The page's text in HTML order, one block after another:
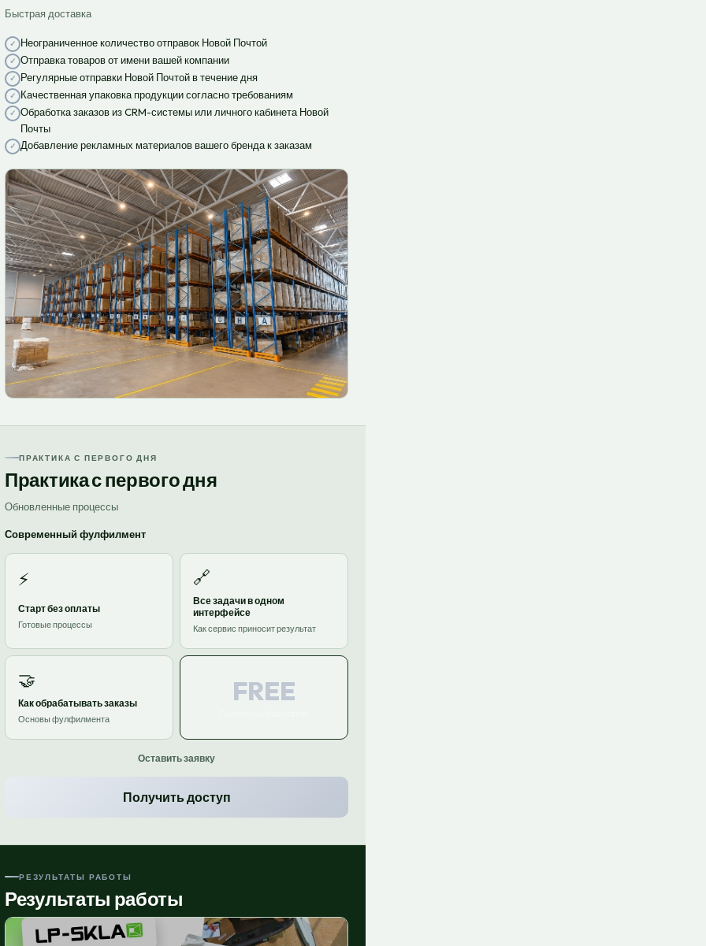
Быстрая доставка
Неограниченное количество отправок Новой Почтой
Отправка товаров от имени вашей компании
Регулярные отправки Новой Почтой в течение дня
Качественная упаковка продукции согласно требованиям
Обработка заказов из CRM-системы или личного кабинета Новой
Почты
Добавление рекламных материалов вашего бренда к заказам
ПРАКТИКА С ПЕРВОГО ДНЯ
Практика с первого дня
Обновленные процессы
Современный фулфилмент
⚡
Старт без оплаты
Готовые процессы
🔗
Все задачи в одном
интерфейсе
Как сервис приносит результат
🤝
Как обрабатывать заказы
Основы фулфилмента
FREE
Оставить заявку
Получить доступ
РЕЗУЛЬТАТЫ РАБОТЫ
Результаты работы